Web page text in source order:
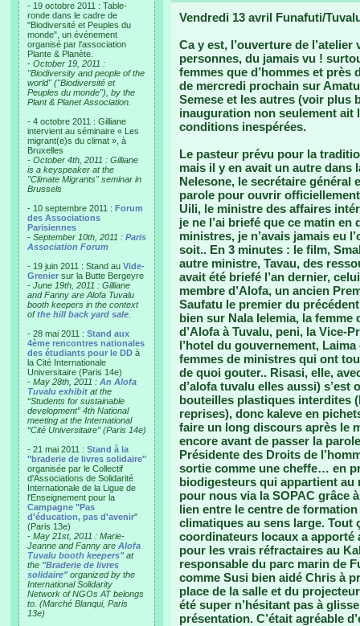
- 19 octobre 2011 : Table-
ronde dans le cadre de
"Biodiversité et Peuples du
monde", un événement
organisé par l'association
Plante & Planète.
- October 19, 2011 :
"Biodiversity and people of the
world" ("Biodiversité et
Peuples du monde"), by the
Plant & Planet Association.
- 4 octobre 2011 : Gilliane
intervient au séminaire « Les
migrant(e)s du climat », à
Bruxelles
- October 4th, 2011 : Gilliane
is a keyspeaker at the
"Climate Migrants" seminar in
Brussels
- 10 septembre 2011 : Forum
des Associations
Parisiennes
- September 10th, 2011 : Paris
Association Forum
- 19 juin 2011 : Stand au Vide-
Grenier sur la Butte Bergeyre
- June 19th, 2011 : Gilliane
and Fanny are Alofa Tuvalu
booth keepers in the context
ofthe hill back yard sale
- 28 mai 2011 : Stand aux
4ème rencontres nationales
des étudiants pour le DD à
la Cité Internationale
Universitaire (Paris 14e)
- May 28th, 2011 : An Alofa
Tuvalu exhibit at the
“Students for sustainable
development” 4th National
meeting at the International
“Cité Universitaire” (Paris 14e)
- 21 mai 2011 : Stand à la
"braderie de livres solidaire"
organisée par le Collectif
d'Associations de Solidarité
Internationale de la Ligue de
l'Enseignement pour la
Campagne "Pas
d'éducation, pas d'avenir"
(Paris 13e)
- May 21st, 2011 : Marie-
Jeanne and Fanny are Alofa
Tuvalu booth keepers"at
the "Braderie de livres
solidaire"organized by the
International Solidarity
Network of NGOs AT belongs
to. (Marché Blanqui, Paris
13e)
Vendredi 13 avril Funafuti/
Ca y est, l’ouverture de
personnes, du jamais vu !
femmes que d’hommes et près
de mercredi prochain sur
Semese et les autres (voir plus
inauguration non seulement ait
conditions inespérées.
Le pasteur prévu pour la
mais il y en avait un autre dans
Nelesone, le secrétaire général
parole pour ouvrir
Uili, le ministre des affaires
je ne l’ai briefé que ce matin
ministres, je n’avais jamais eu
soit.. En 3 minutes : le film,
autre ministre, Tavau, des
avait été briefé l’an dernier,
membre d’Alofa, un ancien
Saufatu le premier du
bien sur Nala Ielemia, la
d’Alofa à Tuvalu, peni, la Vice-
l’hotel du gouvernement,
femmes de ministres qui ont
de quoi gouter.. Risasi, elle,
d’alofa tuvalu elles aussi)
bouteilles plastiques interdites
reprises), donc kaleve en
faire un long discours après le
encore avant de passer la
Présidente des Droits de
sortie comme une cheffe… en
biodigesteurs qui appartient au
pour nous via la SOPAC grâce
lien entre le centre de
climatiques au sens large. Tout
coordinateurs locaux a apporté
pour les vrais réfractaires au
responsable du parc marin de
comme Susi bien aidé Chris à
place de la salle et du
été super n’hésitant pas à
présentation. C’était agréable